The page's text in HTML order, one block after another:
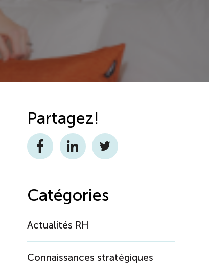
Partagez!
FacebookLinkedInTwitter
Catégories
Actualités RH
Connaissances stratégiques